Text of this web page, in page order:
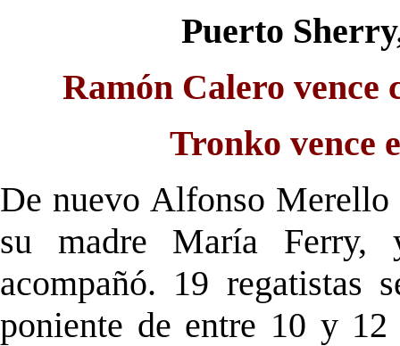
Puerto Sherry
Ramón Calero vence
Tronko vence
De nuevo Alfonso Merello
su madre María
acompañó. 19 regatistas
poniente de entre 10 y